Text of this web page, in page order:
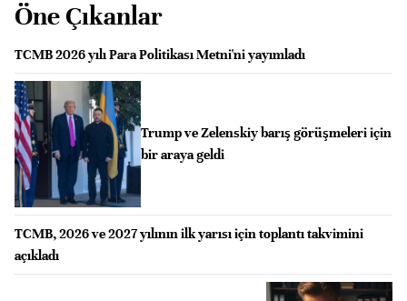
Öne Çıkanlar
TCMB 2026 yılı Para Politikası Metni'ni yayımladı
Trump ve Zelenskiy barış görüşmeleri için
bir araya geldi
TCMB, 2026 ve 2027 yılının ilk yarısı için toplantı takvimini
açıkladı